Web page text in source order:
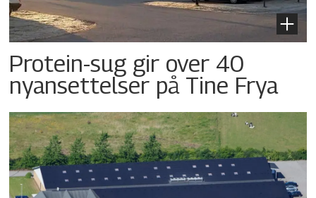
Protein-sug gir over 40
nyansettelser på Tine Frya